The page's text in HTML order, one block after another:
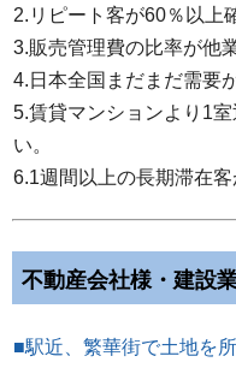
2.リピート客が60％以上
3.販売管理費の比率が他
4.日本全国まだまだ需要
5.賃貸マンションより1
い。
6.1週間以上の長期滞在客
不動産会社様・建設
■駅近、繁華街で土地を